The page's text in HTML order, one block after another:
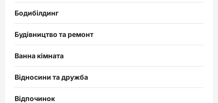
Бодибілдинг
Будівництво та ремонт
Ванна кімната
Відносини та дружба
Відпочинок